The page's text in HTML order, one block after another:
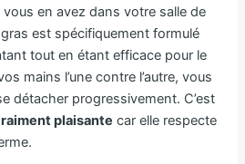
en avez dans votre salle de
est spécifiquement formulé
tout en étant efficace pour le
mains l’une contre l’autre, vous
détacher progressivement. C’est
plaisante car elle respecte